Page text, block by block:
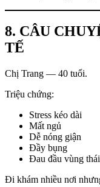
8. CÂU
TẾ
Chị Trang — 40 tuổi.
Triệu chứng:
Stress kéo dài
Mất ngủ
Dễ nóng giận
Đầy bụng
Đau đầu vùng
Đi khám nhiều nơi